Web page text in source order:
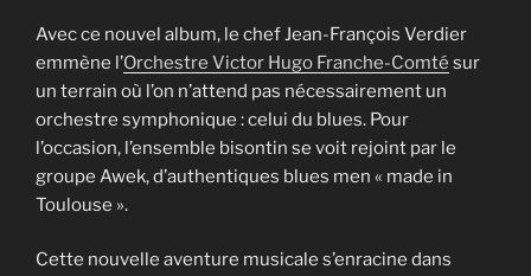
Avec ce nouvel album, le chef Jean-François Verdier
emmène l’Orchestre Victor Hugo Franche-Comté sur
un terrain où l’on n’attend pas nécessairement un
orchestre symphonique : celui du blues. Pour
l’occasion, l’ensemble bisontin se voit rejoint par le
groupe Awek, d’authentiques blues men « made in
Toulouse ».
Cette nouvelle aventure musicale s’enracine dans